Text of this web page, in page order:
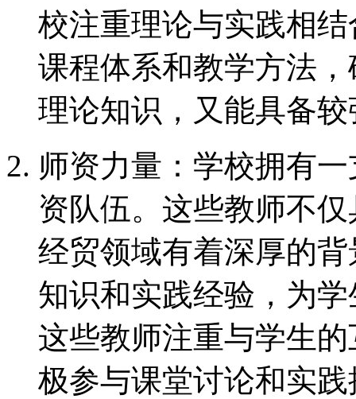
校注重理论与实践相
课程体系和教学方法
理论知识，又能具备
师资力量：学校拥有
资队伍。这些教师不
经贸领域有着深厚的
知识和实践经验，为
这些教师注重与学生
极参与课堂讨论和实